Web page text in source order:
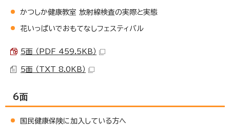
かつしか健康教室 放射線検査の実際と実態
花いっぱいでおもてなしフェスティバル
5面 （PDF 459.5KB）
5面 （TXT 8.0KB）
6面
国民健康保険に加入している方へ